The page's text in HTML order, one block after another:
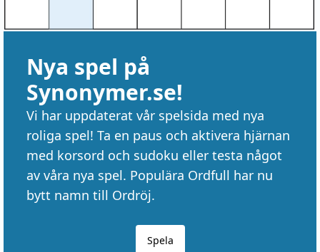
Nya spel på
Synonymer.se!
Vi har uppdaterat vår spelsida med nya
roliga spel! Ta en paus och aktivera hjärnan
med korsord och sudoku eller testa något
av våra nya spel. Populära Ordfull har nu
bytt namn till Ordröj.
Spela